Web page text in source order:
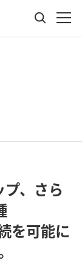
、さら
を可能に